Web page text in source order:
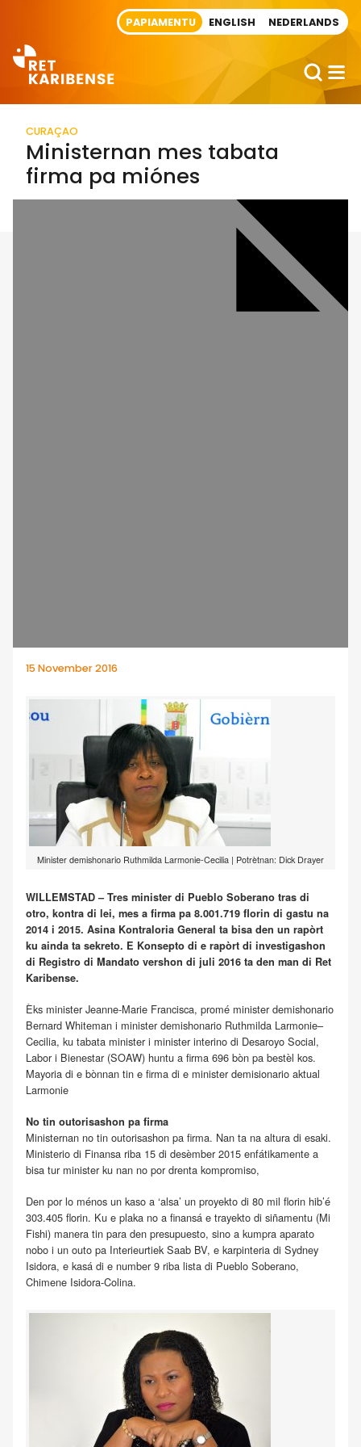
PAPIAMENTU ENGLISH NEDERLANDS
CURAÇAO
Ministernan mes tabata
firma pa miónes
15 November 2016
Minister demishonario Ruthmilda Larmonie-Cecilia | Potrètnan: Dick Drayer
WILLEMSTAD – Tres minister di Pueblo Soberano tras di
otro, kontra di lei, mes a firma pa 8.001.719 florin di gastu na
2014 i 2015. Asina Kontraloria General ta bisa den un rapòrt
ku ainda ta sekreto. E Konsepto di e rapòrt di investigashon
di Registro di Mandato vershon di juli 2016 ta den man di Ret
Karibense.
Èks minister Jeanne-Marie Francisca, promé minister demishonario
Bernard Whiteman i minister demishonario Ruthmilda Larmonie–
Cecilia, ku tabata minister i minister interino di Desaroyo Social,
Labor i Bienestar (SOAW) huntu a firma 696 bòn pa bestèl kos.
Mayoria di e bònnan tin e firma di e minister demisionario aktual
Larmonie
No tin outorisashon pa firma
Ministernan no tin outorisashon pa firma. Nan ta na altura di esaki.
Ministerio di Finansa riba 15 di desèmber 2015 enfátikamente a
bisa tur minister ku nan no por drenta kompromiso,
Den por lo ménos un kaso a ‘alsa’ un proyekto di 80 mil florin hib’é
303.405 florin. Ku e plaka no a finansá e trayekto di siñamentu (Mi
Fishi) manera tin para den presupuesto, sino a kumpra aparato
nobo i un outo pa Interieurtiek Saab BV, e karpinteria di Sydney
Isidora, e kasá di e number 9 riba lista di Pueblo Soberano,
Chimene Isidora-Colina.